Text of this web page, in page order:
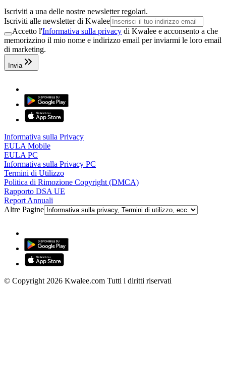
Iscriviti a una delle nostre newsletter regolari.
Iscriviti alle newsletter di Kwalee
Accetto l'Informativa sulla privacy di Kwalee e acconsento a che
memorizzino il mio nome e indirizzo email per inviarmi le loro email
di marketing.
Invia
Informativa sulla Privacy
EULA Mobile
EULA PC
Informativa sulla Privacy PC
Termini di Utilizzo
Politica di Rimozione Copyright (DMCA)
Rapporto DSA UE
Report Annuali
Altre Pagine
© Copyright 2026 Kwalee.com Tutti i diritti riservati